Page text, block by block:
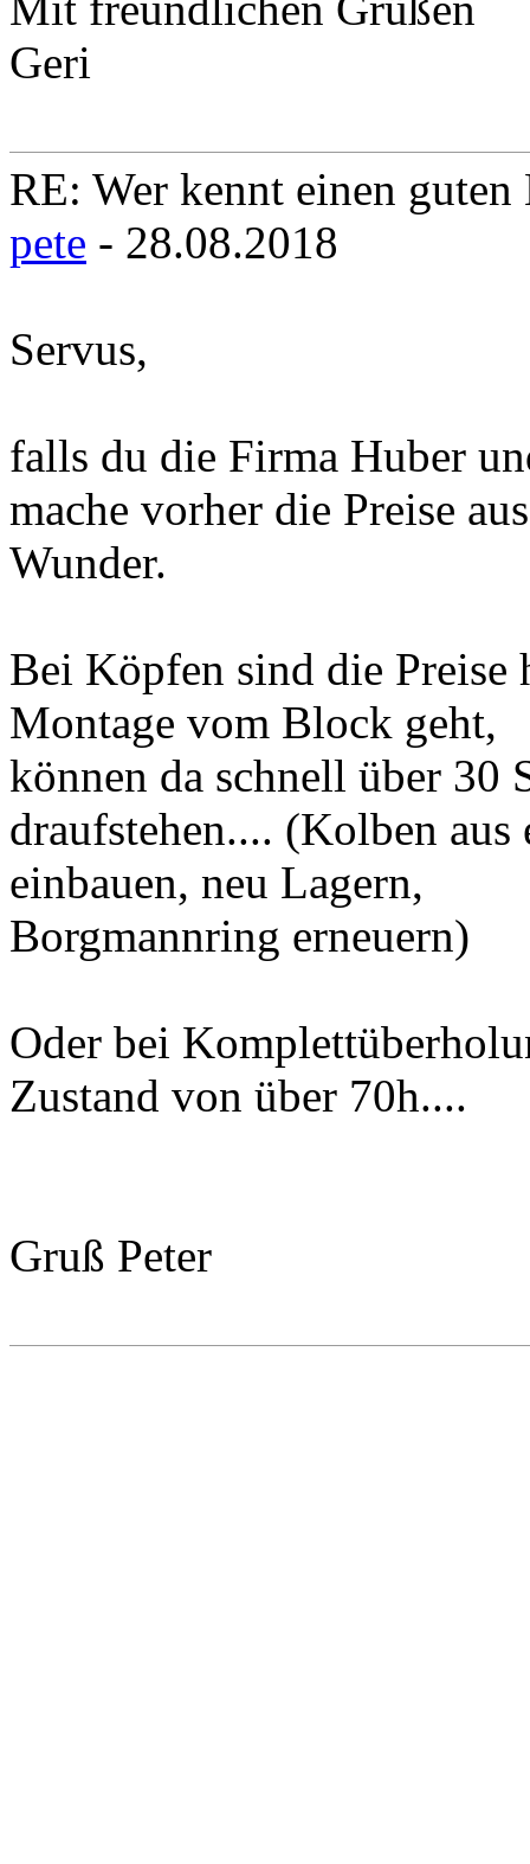
Geri
RE: Wer kennt einen
pete - 28.08.2018
Servus,
falls du die Firma Huber
mache vorher die Preise
Wunder.
Bei Köpfen sind die Preise
Montage vom Block geht,
können da schnell über 30
draufstehen.... (Kolben
einbauen, neu Lagern,
Borgmannring erneuern)
Oder bei
Zustand von über 70h....
Gruß Peter